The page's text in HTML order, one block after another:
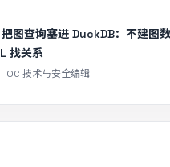
图查询塞进 DuckDB：不建图数
找关系
OC 技术与安全编辑